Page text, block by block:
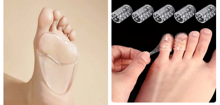
1/10쌍 투명 마찰 방지 뒤꿈치 그립, 미끄럼 방지 하이힐
쿠션 패드, 편안한 신발 깔창
5.00 5)
스타일 유형
여러 가지 빛깔의
색
10개의 타원형 크레센트 문 1개 초승달 10개